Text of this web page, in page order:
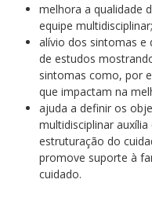
melhora a qualidade
equipe multidisciplinar;
alívio dos sintomas e
de estudos
sintomas como, por
que impactam na
ajuda a definir os
multidisciplinar
estruturação do
promove suporte à
cuidado.